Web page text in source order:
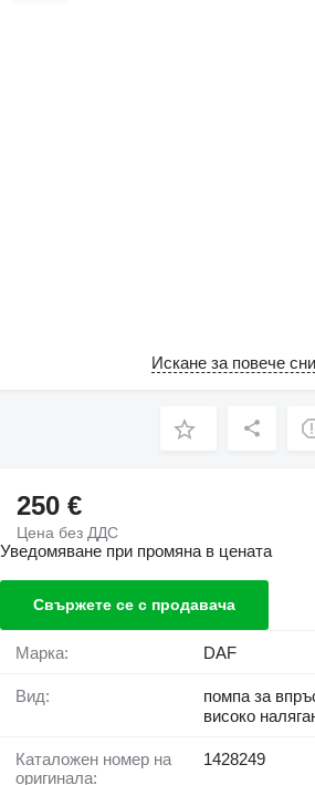
Искане за повече
250 €
Цена без ДДС
Уведомяване при промяна в цената
Свържете се с продавача
Марка: DAF
Вид:
помпа за
високо
Каталожен номер на
оригинала:
1428249